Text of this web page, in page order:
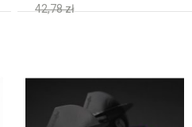
42,78 zł